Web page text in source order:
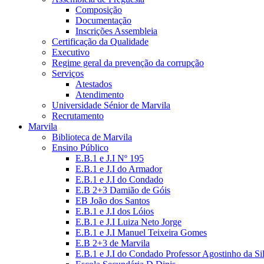
Composição
Documentação
Inscrições Assembleia
Certificação da Qualidade
Executivo
Regime geral da prevenção da corrupção
Serviços
Atestados
Atendimento
Universidade Sénior de Marvila
Recrutamento
Marvila
Biblioteca de Marvila
Ensino Público
E.B.1 e J.I Nº 195
E.B.1 e J.I do Armador
E.B.1 e J.I do Condado
E.B 2+3 Damião de Góis
EB João dos Santos
E.B.1 e J.I dos Lóios
E.B.1 e J.I Luiza Neto Jorge
E.B.1 e J.I Manuel Teixeira Gomes
E.B 2+3 de Marvila
E.B.1 e J.I do Condado Professor Agostinho da